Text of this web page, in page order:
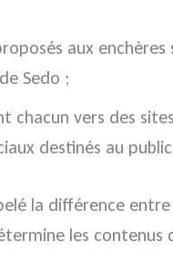
aux enchères
Sedo ;
chacun vers des
destinés au
la différence
les contenus